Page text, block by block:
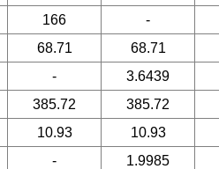
166 -
68.71 68.71
- 3.6439
385.72 385.72
10.93 10.93
- 1.9985